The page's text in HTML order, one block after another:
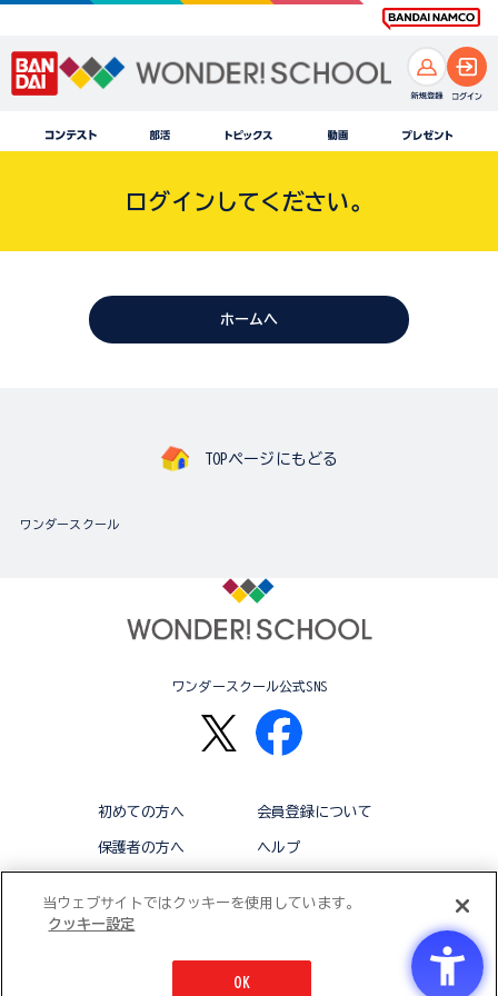
ログインしてください。
ホームへ
TOPページにもどる
ワンダースクール
ワンダースクール公式SNS
初めての方へ 会員登録について
保護者の方へ ヘルプ
© BANDAI CO.,LTD 2015 ALL RIGHTS RESERVED
当ウェブサイトではクッキーを使用しています。
クッキー設定
OK